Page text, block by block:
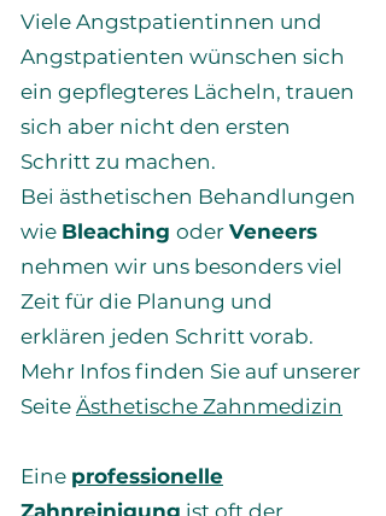
Viele Angstpatientinnen und
Angstpatienten wünschen sich
ein gepflegteres Lächeln, trauen
sich aber nicht den ersten
Schritt zu machen.
Bei ästhetischen Behandlungen
wie Bleaching oder Veneers
nehmen wir uns besonders viel
Zeit für die Planung und
erklären jeden Schritt vorab.
Mehr Infos finden Sie auf unserer
Seite Ästhetische Zahnmedizin
Eine professionelle
Zahnreinigung ist oft der